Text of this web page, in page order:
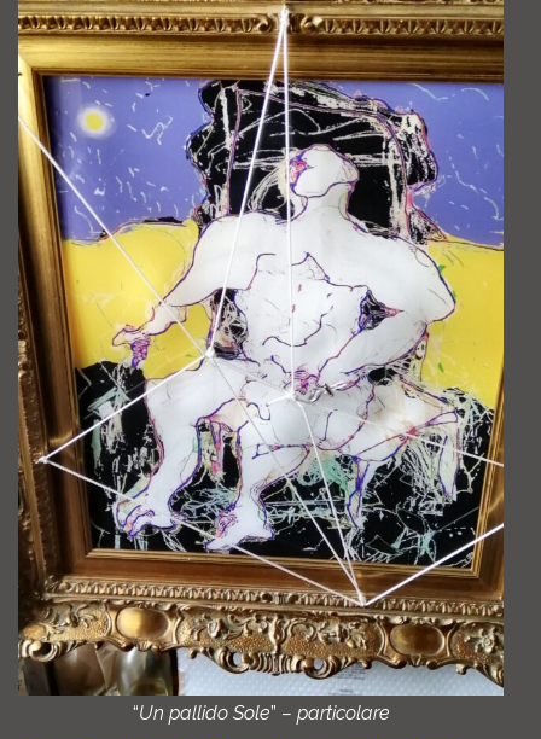
“Un pallido Sole” – particolare